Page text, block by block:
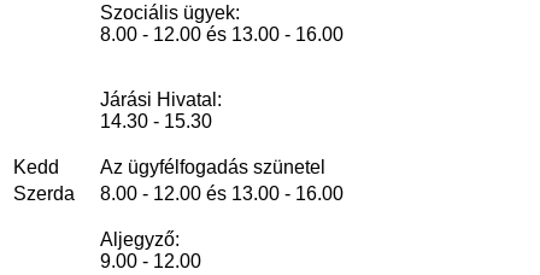
Szociális ügyek:
8.00 - 12.00 és 13.00 - 16.00
Járási Hivatal:
14.30 - 15.30
Kedd
Az ügyfélfogadás szünetel
Szerda
8.00 - 12.00 és 13.00 - 16.00
Aljegyző:
9.00 - 12.00